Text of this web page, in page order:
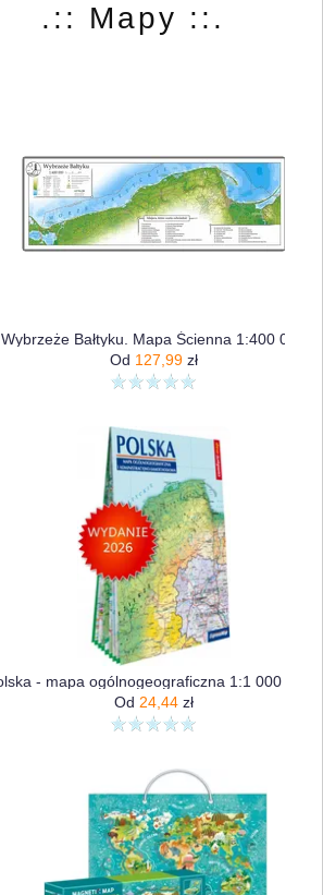
.:: Mapy ::.
Wybrzeże Bałtyku. Mapa Ścienna 1:400 000
Od 127,99zł
Od 24,44zł